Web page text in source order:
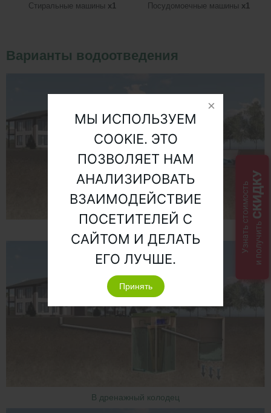
Стиральные машины x1 Посудомоечные машины x1
Варианты водоотведения
В дренажный колодец
Узнать стоимостьи получить
СКИДКУ
МЫ ИСПОЛЬЗУЕМ
COOKIE. ЭТО
ПОЗВОЛЯЕТ НАМ
АНАЛИЗИРОВАТЬ
ВЗАИМОДЕЙСТВИЕ
ПОСЕТИТЕЛЕЙ С
САЙТОМ И ДЕЛАТЬ
ЕГО ЛУЧШЕ.
Принять